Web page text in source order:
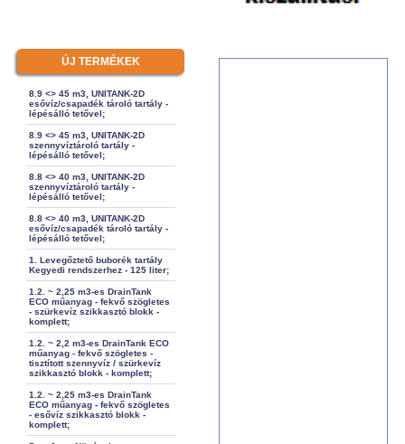
ÚJ TERMÉKEK
8.9 <> 45 m3, UNITANK-2D
esővíz/csapadék tároló tartály -
lépésálló tetővel;
8.9 <> 45 m3, UNITANK-2D
szennyvíztároló tartály -
lépésálló tetővel;
8.8 <> 40 m3, UNITANK-2D
szennyvíztároló tartály -
lépésálló tetővel;
8.8 <> 40 m3, UNITANK-2D
esővíz/csapadék tároló tartály -
lépésálló tetővel;
1. Levegőztető buborék tartály
Kegyedi rendszerhez - 125 liter;
1.2. ~ 2,25 m3-es DrainTank
ECO műanyag - fekvő szögletes
- szürkevíz szikkasztó blokk -
komplett;
1.2. ~ 2,2 m3-es DrainTank ECO
műanyag - fekvő szögletes -
tisztított szennyvíz / szürkevíz
szikkasztó blokk - komplett;
1.2. ~ 2,25 m3-es DrainTank
ECO műanyag - fekvő szögletes
- esővíz szikkasztó blokk -
komplett;